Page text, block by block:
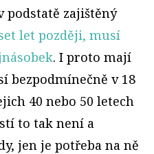
podstatě zajištěný
let později, musí
. I proto mají
bezpodmínečně v 18
40 nebo 50 letech
to tak není a
jen je potřeba na ně